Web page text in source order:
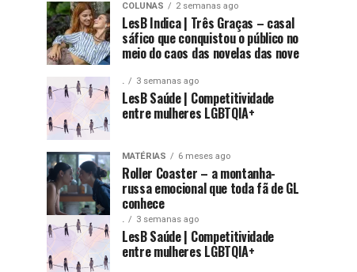
COLUNAS 2 semanas ago
LesB Indica | Três Graças – casal
sáfico que conquistou o público no
meio do caos das novelas das nove
. 3 semanas ago
LesB Saúde | Competitividade
entre mulheres LGBTQIA+
MATÉRIAS 6 meses ago
Roller Coaster – a montanha-
russa emocional que toda fã de GL
conhece
. 3 semanas ago
LesB Saúde | Competitividade
entre mulheres LGBTQIA+